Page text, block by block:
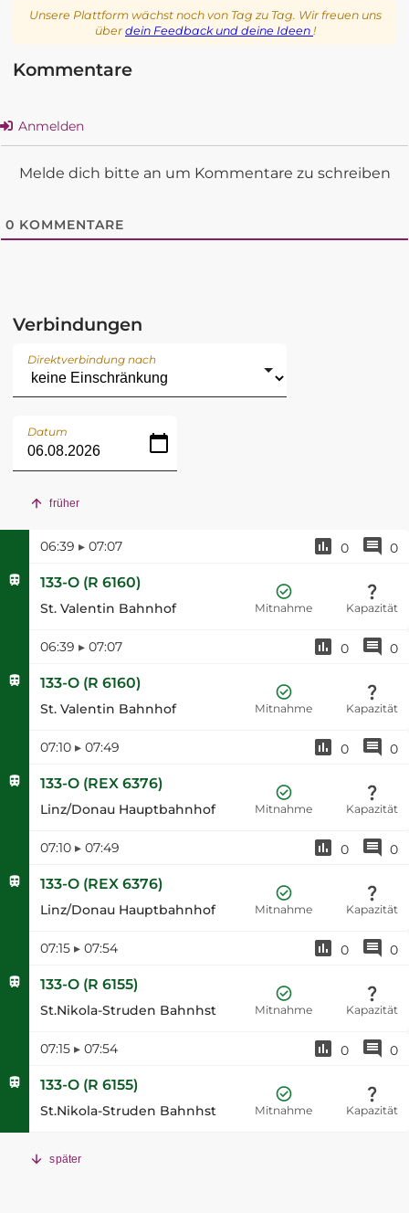
Unsere Plattform wächst noch von Tag zu Tag. Wir freuen uns
überdein Feedback und deine Ideen !
Kommentare
Anmelden
Melde dich bitte an um Kommentare zu schreiben
0 KOMMENTARE
Verbindungen
Direktverbindung nach
Datum
früher
06:39 ▸ 07:07 0 0
133-O (R 6160)
St. Valentin Bahnhof Mitnahme Kapazität
06:39 ▸ 07:07 0 0
133-O (R 6160)
St. Valentin Bahnhof Mitnahme Kapazität
07:10 ▸ 07:49 0 0
133-O (REX 6376)
Linz/Donau Hauptbahnhof Mitnahme Kapazität
07:10 ▸ 07:49 0 0
133-O (REX 6376)
Linz/Donau Hauptbahnhof Mitnahme Kapazität
07:15 ▸ 07:54 0 0
133-O (R 6155)
St.Nikola-Struden Bahnhst Mitnahme Kapazität
07:15 ▸ 07:54 0 0
133-O (R 6155)
St.Nikola-Struden Bahnhst Mitnahme Kapazität
später